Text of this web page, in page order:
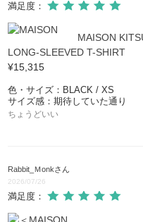
満足度：
MAISON
LONG-SLEEVED T-SHIRT
¥15,315
色・サイズ：BLACK / XS
サイズ感：期待していた通り
ちょうどいい
Rabbit_Ｍonkさん
2026/07/26
満足度：